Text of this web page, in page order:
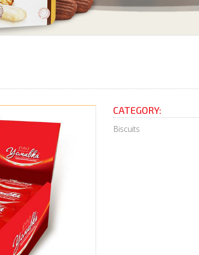
CATEGORY:
Biscuits